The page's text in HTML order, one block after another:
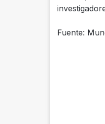
Fuente: